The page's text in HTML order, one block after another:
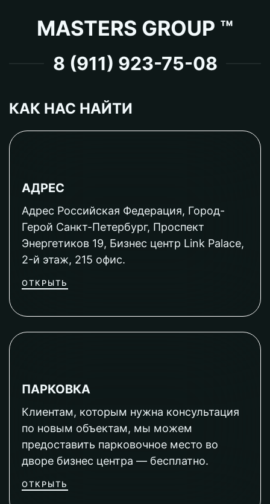
MASTERS GROUP ™
8 (911) 923-75-08
КАК НАС НАЙТИ
АДРЕС
Адрес Российская Федерация, Город-
Герой Санкт-Петербург, Проспект
Энергетиков 19, Бизнес центр Link Palace,
2-й этаж, 215 офис.
ОТКРЫТЬ
ПАРКОВКА
Клиентам, которым нужна консультация
по новым объектам, мы можем
предоставить парковочное место во
дворе бизнес центра — бесплатно.
ОТКРЫТЬ